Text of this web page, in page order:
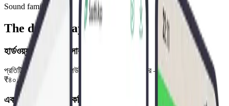
Sound familiar?
The day-to-day reality
হার্ডওয়্যার খরচ সম্প্রসারণ আটকায়
প্রতিটি নতুন কাউন্টারে কম্পিউটার, স্ক্যানার ও প্রিন্টার দরকার — প্রথম বিলের আগেই
₹৪০,০০০–₹৬০,০০০।
একটি কাউন্টার মানে একটি লাইন